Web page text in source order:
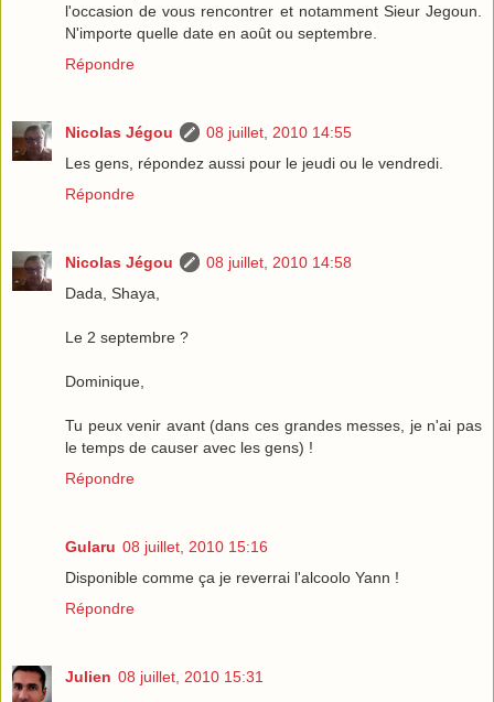
l'occasion de vous rencontrer et notamment Sieur Jegoun.
N'importe quelle date en août ou septembre.
Répondre
Nicolas Jégou
08 juillet, 2010 14:55
Les gens, répondez aussi pour le jeudi ou le vendredi.
Répondre
Nicolas Jégou
08 juillet, 2010 14:58
Dada, Shaya,
Le 2 septembre ?
Dominique,
Tu peux venir avant (dans ces grandes messes, je n'ai pas
le temps de causer avec les gens) !
Répondre
Gularu 08 juillet, 2010 15:16
Disponible comme ça je reverrai l'alcoolo Yann !
Répondre
Julien 08 juillet, 2010 15:31